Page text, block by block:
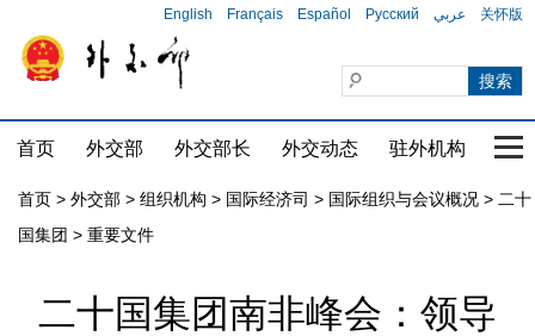
English Français Español Русский عربي 关怀版
首页 外交部 外交部长 外交动态 驻外机构 国
首页 > 外交部 > 组织机构 > 国际经济司 > 国际组织与会议概况 > 二十
国集团 > 重要文件
二十国集团南非峰会：领导